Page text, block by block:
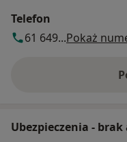
Telefon
61 649...Pokaż
Ubezpieczenia -